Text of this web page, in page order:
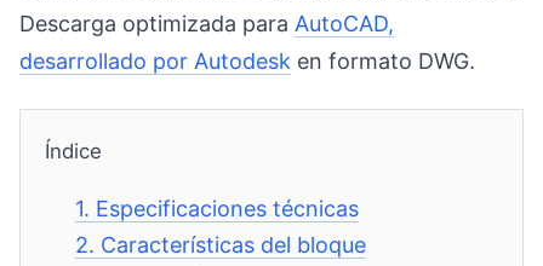
Descarga optimizada para AutoCAD,
desarrollado por Autodesk en formato DWG.
Índice
1. Especificaciones técnicas
2. Características del bloque